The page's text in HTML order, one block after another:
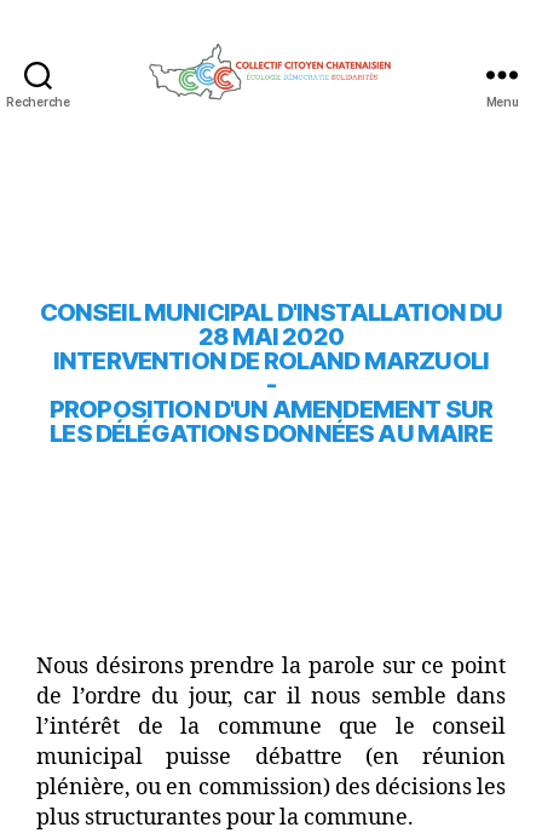
Recherche Menu
CONSEIL MUNICIPAL D'INSTALLATION DU
28 MAI 2020
INTERVENTION DE ROLAND MARZUOLI
-
PROPOSITION D'UN AMENDEMENT SUR
LES DÉLÉGATIONS DONNÉES AU MAIRE
Nous désirons prendre la parole sur ce point
de l’ordre du jour, car il nous semble dans
l’intérêt de la commune que le conseil
municipal puisse débattre (en réunion
plénière, ou en commission) des décisions les
plus structurantes pour la commune.